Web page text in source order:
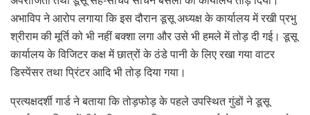
अभाविप ने आरोप लगाया कि इस दौरान डूसू अध्यक्ष के कार्यालय में रखी प्रभु
श्रीराम की मूर्ति को भी नहीं बक्शा लगा और उसे भी हमले में तोड़ दी गई। डूसू
कार्यालय के विजिटर कक्ष में छात्रों के ठंडे पानी के लिए रखा गया वाटर
डिस्पेंसर तथा प्रिंटर आदि भी तोड़ दिया गया।
प्रत्यक्षदर्शी गार्ड ने बताया कि तोड़फोड़ के पहले उपस्थित गुंडों ने डूसू